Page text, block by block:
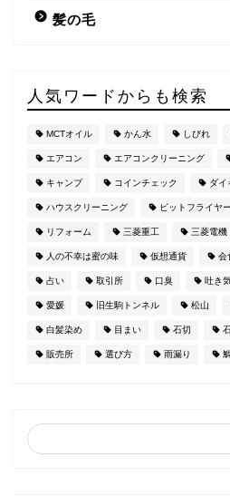
髪の毛
人気ワードからも検索
MCTオイル かん水 しびれ
エアコン エアコンクリーニング
キャンプ コインチェック ダイ
ハウスクリーニング ビットフライヤー
リフォーム 三菱重工 三菱電機
人の不幸は蜜の味 仮想通貨 会
占い 取引所 口臭 吐き
愛媛 旧生駒トンネル 松山
白髪染め 目まい 石切
販売所 選び方 雨漏り